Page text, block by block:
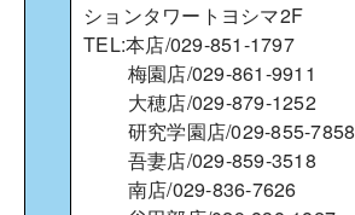
ションタワートヨシマ2F
TEL:本店/029-851-1797
梅園店/029-861-9911
大穂店/029-879-1252
研究学園店/029-855-7858
吾妻店/029-859-3518
南店/029-836-7626